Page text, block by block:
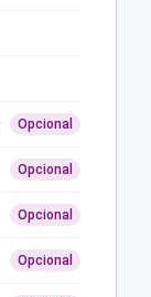
Opcional
Opcional
Opcional
Opcional